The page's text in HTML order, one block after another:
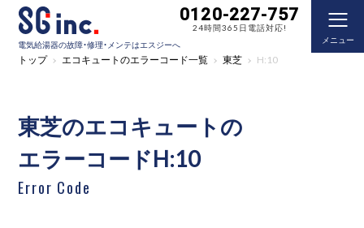
電気給湯器の故障・修理・メンテはエスジーへ
0120-227-757
24時間365日電話対応!
メニュー
トップ エコキュートのエラーコード一覧 東芝 H:10
東芝のエコキュートの
エラーコードH:10
Error Code